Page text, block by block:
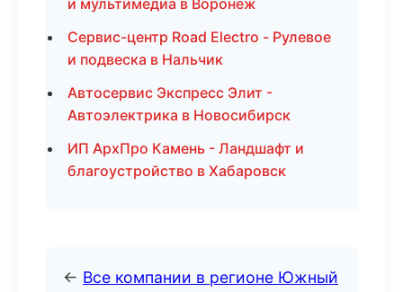
и мультимедиа в Воронеж
Сервис-центр Road Electro - Рулевое
и подвеска в Нальчик
Автосервис Экспресс Элит -
Автоэлектрика в Новосибирск
ИП АрхПро Камень - Ландшафт и
благоустройство в Хабаровск
← Все компании в регионе Южный